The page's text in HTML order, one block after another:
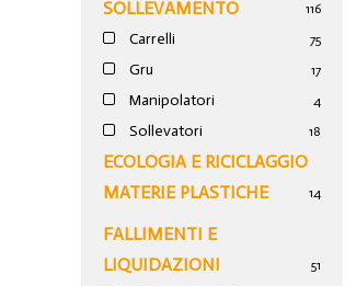
SOLLEVAMENTO 116
Carrelli 75
Gru 17
Manipolatori 4
Sollevatori 18
ECOLOGIA E RICICLAGGIO
MATERIE PLASTICHE
14
FALLIMENTI E
LIQUIDAZIONI
51